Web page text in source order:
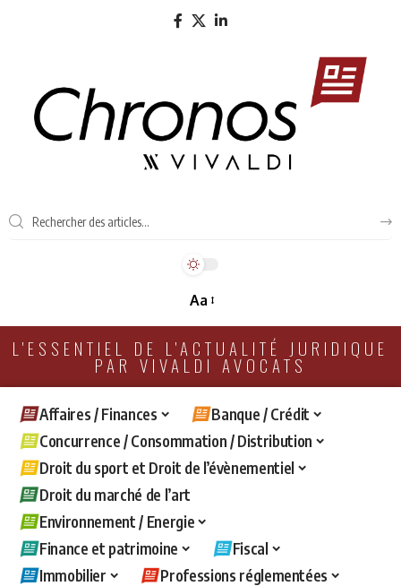
Aa
L'ESSENTIEL DE L'ACTUALITÉ JURIDIQUE
PAR VIVALDI AVOCATS
Affaires / Finances
Banque / Crédit
Concurrence / Consommation / Distribution
Droit du sport et Droit de l’évènementiel
Droit du marché de l’art
Environnement / Energie
Finance et patrimoine
Fiscal
Immobilier
Professions réglementées